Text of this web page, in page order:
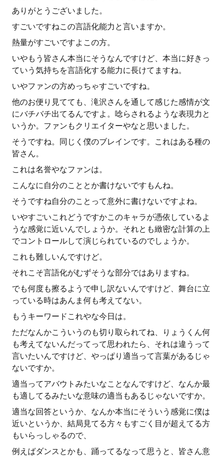
ありがとうございました。
すごいですねこの言語化能力と言いますか。
熱量がすごいですよこの方。
いやもう皆さん本当にそうなんですけど、本当に好きっ
ていう気持ちを言語化する能力に長けてますね。
いやファンの方めっちゃすごいですね。
他のお便り見てても、滝沢さんを通して感じた感情が文
にバチバチ出てるんですよ。唸らされるような表現力と
いうか。ファンもクリエイターやなと思いました。
そうですね。同じく僕のブレインです。これはある種の
皆さん。
これは名誉やなファンは。
こんなに自分のこととか書けないですもんね。
そうですね自分のことって意外に書けないですよね。
いやすごいこれどうですかこのキャラが憑依しているよ
うな感覚に近いんでしょうか。それとも緻密な計算の上
でコントロールして演じられているのでしょうか。
これも難しいんですけど。
それこそ言語化がむずそうな部分ではありますね。
でも何度も擦るようで申し訳ないんですけど、舞台に立
っている時はあんま何も考えてない。
もうキーワードこれやな今日は。
ただなんかこういうのも切り取られてね、りょうくん何
も考えてないんだってって思われたら、それは違うって
言いたいんですけど、やっぱり適当って言葉があるじゃ
ないですか。
適当ってアバウトみたいなことなんですけど、なんか最
も適してるみたいな意味の適当もあるじゃないですか。
適当な回答というか、なんか本当にそういう感覚に僕は
近いというか、結局見てる方々もすごく目が超えてる方
もいらっしゃるので、
例えばダンスとかも、踊ってるなって思うと、皆さん意